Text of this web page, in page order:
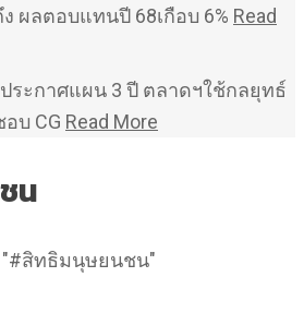
ผลตอบแทนปี 68เกือบ 6% Read
ระกาศแผน 3 ปี ตลาดฯใช้กลยุทธ์
บ CG Read More
น
"#สิทธิมนุษยนชน"